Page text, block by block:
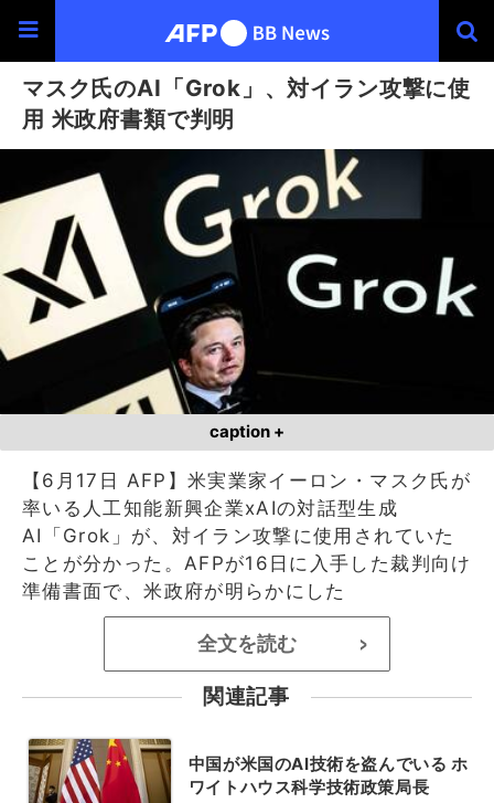
マスク氏のAI「Grok」、対イラン攻撃に使
用 米政府書類で判明
caption +
【6月17日 AFP】米実業家イーロン・マスク氏が
率いる人工知能新興企業xAIの対話型生成
AI「Grok」が、対イラン攻撃に使用されていた
ことが分かった。AFPが16日に入手した裁判向け
準備書面で、米政府が明らかにした
全文を読む >
関連記事
中国が米国のAI技術を盗んでいる ホ
ワイトハウス科学技術政策局長